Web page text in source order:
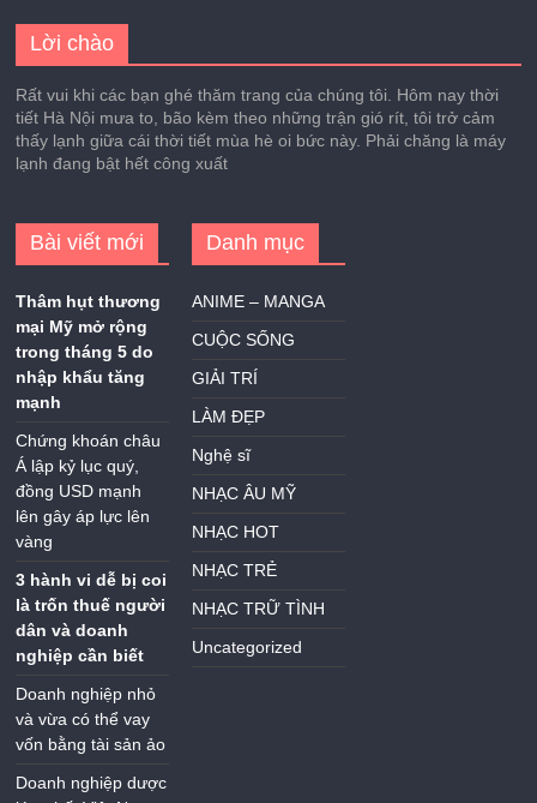
Lời chào
Rất vui khi các bạn ghé thăm trang của chúng tôi. Hôm nay thời
tiết Hà Nội mưa to, bão kèm theo những trận gió rít, tôi trở cảm
thấy lạnh giữa cái thời tiết mùa hè oi bức này. Phải chăng là máy
lạnh đang bật hết công xuất
Bài viết mới
Thâm hụt thương
mại Mỹ mở rộng
trong tháng 5 do
nhập khẩu tăng
mạnh
Chứng khoán châu
Á lập kỷ lục quý,
đồng USD mạnh
lên gây áp lực lên
vàng
3 hành vi dễ bị coi
là trốn thuế người
dân và doanh
nghiệp cần biết
Doanh nghiệp nhỏ
và vừa có thể vay
vốn bằng tài sản ảo
Doanh nghiệp dược
Danh mục
ANIME – MANGA
CUỘC SỐNG
GIẢI TRÍ
LÀM ĐẸP
Nghệ sĩ
NHẠC ÂU MỸ
NHẠC HOT
NHẠC TRẺ
NHẠC TRỮ TÌNH
Uncategorized